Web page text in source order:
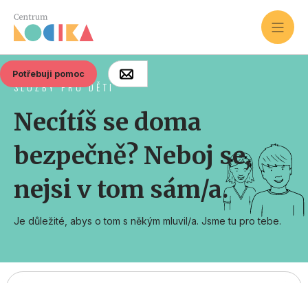
Potřebuji pomoc
SLUŽBY PRO DĚTI
Necítíš se doma
bezpečně? Neboj se,
nejsi v tom sám/a.
Je důležité, abys o tom s někým mluvil/a. Jsme tu pro tebe.